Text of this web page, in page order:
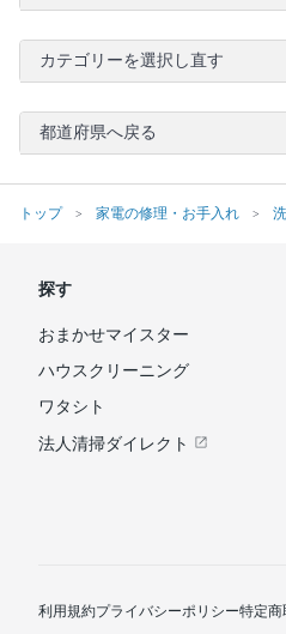
カテゴリーを選択し直す
都道府県へ戻る
トップ 家電の修理・お手入れ
探す
おまかせマイスター
ハウスクリーニング
ワタシト
法人清掃ダイレクト
利用規約プライバシーポリシー特定商